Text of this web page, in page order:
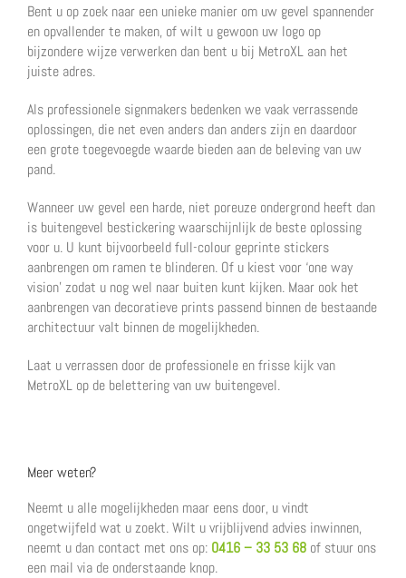
Bent u op zoek naar een unieke manier om uw gevel spannender
en opvallender te maken, of wilt u gewoon uw logo op
bijzondere wijze verwerken dan bent u bij MetroXL aan het
juiste adres.
Als professionele signmakers bedenken we vaak verrassende
oplossingen, die net even anders dan anders zijn en daardoor
een grote toegevoegde waarde bieden aan de beleving van uw
pand.
Wanneer uw gevel een harde, niet poreuze ondergrond heeft dan
is buitengevel bestickering waarschijnlijk de beste oplossing
voor u. U kunt bijvoorbeeld full-colour geprinte stickers
aanbrengen om ramen te blinderen. Of u kiest voor ‘one way
vision’ zodat u nog wel naar buiten kunt kijken. Maar ook het
aanbrengen van decoratieve prints passend binnen de bestaande
architectuur valt binnen de mogelijkheden.
Laat u verrassen door de professionele en frisse kijk van
MetroXL op de belettering van uw buitengevel.
Meer weten?
Neemt u alle mogelijkheden maar eens door, u vindt
ongetwijfeld wat u zoekt. Wilt u vrijblijvend advies inwinnen,
neemt u dan contact met ons op: 0416 – 33 53 68 of stuur ons
een mail via de onderstaande knop.